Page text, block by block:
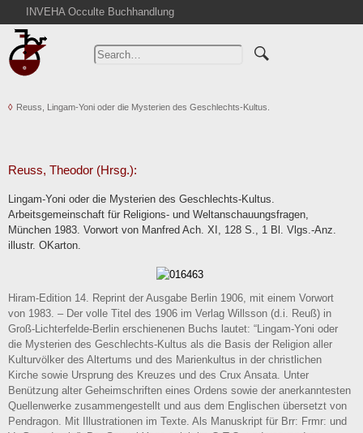
INVEHA Occulte Buchhandlung
Home
Advanced Search
Cart
Contact
Terms
Imprint
Reuss, Lingam-Yoni oder die Mysterien des Geschlechts-Kultus.
Reuss, Theodor (Hrsg.):
Lingam-Yoni oder die Mysterien des Geschlechts-Kultus.
Arbeitsgemeinschaft für Religions- und Weltanschauungsfragen,
München 1983. Vorwort von Manfred Ach. XI, 128 S., 1 Bl. Vlgs.-Anz.
illustr. OKarton.
Hiram-Edition 14. Reprint der Ausgabe Berlin 1906, mit einem Vorwort
von 1983. – Der volle Titel des 1906 im Verlag Willsson (d.i. Reuß) in
Groß-Lichterfelde-Berlin erschienenen Buchs lautet: “Lingam-Yoni oder
die Mysterien des Geschlechts-Kultus als die Basis der Religion aller
Kulturvölker des Altertums und des Marienkultus in der christlichen
Kirche sowie Ursprung des Kreuzes und des Crux Ansata. Unter
Benützung alter Geheimschriften eines Ordens sowie der anerkanntesten
Quellenwerke zusammengestellt und aus dem Englischen übersetzt von
Pendragon. Mit Illustrationen im Texte. Als Manuskript für Brr: Frmr: und